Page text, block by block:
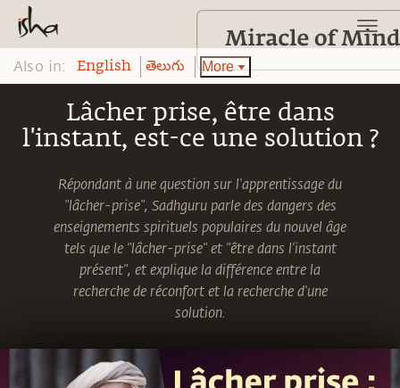
Also in: English తెలుగు More
Lâcher prise, être dans
l'instant, est-ce une solution ?
Répondant à une question sur l'apprentissage du
"lâcher-prise", Sadhguru parle des dangers des
enseignements spirituels populaires du nouvel âge
tels que le "lâcher-prise" et "être dans l'instant
présent", et explique la différence entre la
recherche de réconfort et la recherche d'une
solution.